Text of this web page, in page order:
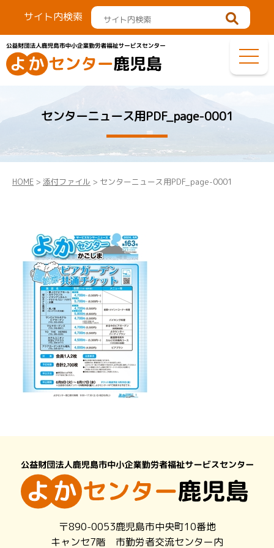
サイト内検索
センターニュース用PDF_page-0001
HOME > 添付ファイル > センターニュース用PDF_page-0001
〒890-0053鹿児島市中央町10番地
キャンセ7階 市勤労者交流センター内